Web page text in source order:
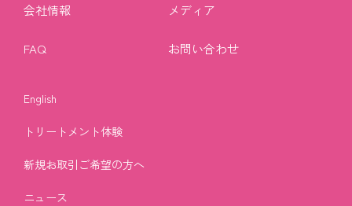
会社情報 メディア
FAQ お問い合わせ
English
トリートメント体験
新規お取引ご希望の方へ
ニュース